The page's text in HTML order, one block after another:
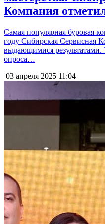
Компания
Самая популярная буровая
году Сибирская Сервисная
выдающимися результатами.
опроса…
03 апреля 2025 11:04